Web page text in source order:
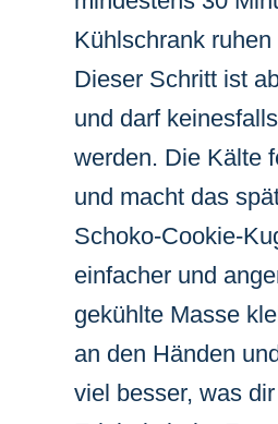
Kühlschrank ruhen
Dieser Schritt ist
und darf
werden. Die Kälte
und macht das
Schoko-Cookie-
einfacher und
gekühlte Masse
an den Händen
viel besser, was